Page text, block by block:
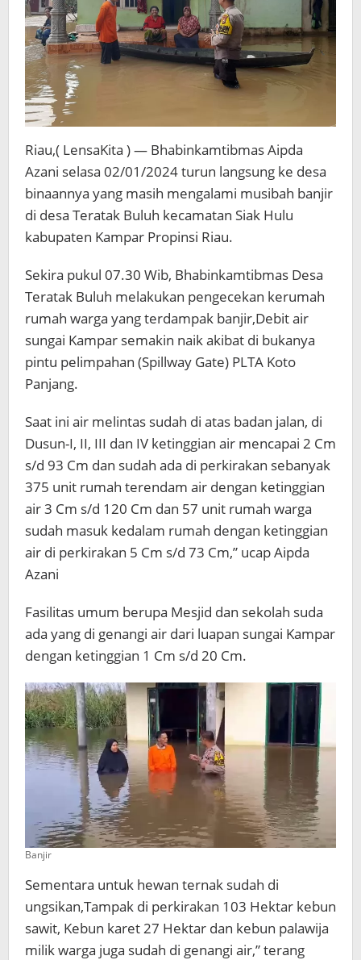
Riau,( LensaKita ) — Bhabinkamtibmas Aipda
Azani selasa 02/01/2024 turun langsung ke desa
binaannya yang masih mengalami musibah banjir
di desa Teratak Buluh kecamatan Siak Hulu
kabupaten Kampar Propinsi Riau.
Sekira pukul 07.30 Wib, Bhabinkamtibmas Desa
Teratak Buluh melakukan pengecekan kerumah
rumah warga yang terdampak banjir,Debit air
sungai Kampar semakin naik akibat di bukanya
pintu pelimpahan (Spillway Gate) PLTA Koto
Panjang.
Saat ini air melintas sudah di atas badan jalan, di
Dusun-I, II, III dan IV ketinggian air mencapai 2 Cm
s/d 93 Cm dan sudah ada di perkirakan sebanyak
375 unit rumah terendam air dengan ketinggian
air 3 Cm s/d 120 Cm dan 57 unit rumah warga
sudah masuk kedalam rumah dengan ketinggian
air di perkirakan 5 Cm s/d 73 Cm,” ucap Aipda
Azani
Fasilitas umum berupa Mesjid dan sekolah suda
ada yang di genangi air dari luapan sungai Kampar
dengan ketinggian 1 Cm s/d 20 Cm.
Banjir
Sementara untuk hewan ternak sudah di
ungsikan,Tampak di perkirakan 103 Hektar kebun
sawit, Kebun karet 27 Hektar dan kebun palawija
milik warga juga sudah di genangi air,” terang